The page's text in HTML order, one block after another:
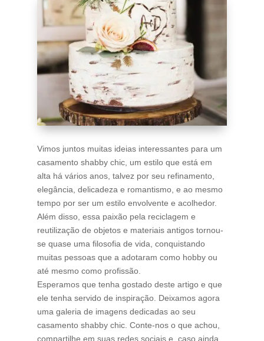
Vimos juntos muitas ideias interessantes para um
casamento shabby chic, um estilo que está em
alta há vários anos, talvez por seu refinamento,
elegância, delicadeza e romantismo, e ao mesmo
tempo por ser um estilo envolvente e acolhedor.
Além disso, essa paixão pela reciclagem e
reutilização de objetos e materiais antigos tornou-
se quase uma filosofia de vida, conquistando
muitas pessoas que a adotaram como hobby ou
até mesmo como profissão.
Esperamos que tenha gostado deste artigo e que
ele tenha servido de inspiração. Deixamos agora
uma galeria de imagens dedicadas ao seu
casamento shabby chic. Conte-nos o que achou,
compartilhe em suas redes sociais e, caso ainda